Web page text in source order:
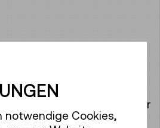
Technische Museum?
die woanders wohnen?
sind heute schnell und
das war nicht immer so. Wir
ein, als sogar kleine
notwendige Cookies,